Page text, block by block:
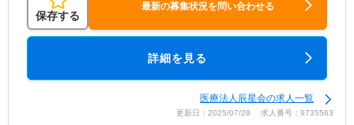
保存する
最新の募集状況を問い合わせる
詳細を見る
医療法人辰星会の求人一覧
更新日：2025/07/29 求人番号：9735563